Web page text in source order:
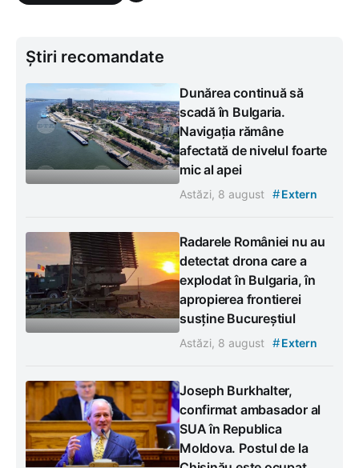
Știri recomandate
Dunărea continuă să
scadă în Bulgaria.
Navigația rămâne
afectată de nivelul foarte
mic al apei
Astăzi, 8 august #Extern
Radarele României nu au
detectat drona care a
explodat în Bulgaria, în
apropierea frontierei
susține Bucureștiul
Astăzi, 8 august #Extern
Joseph Burkhalter,
confirmat ambasador al
SUA în Republica
Moldova. Postul de la